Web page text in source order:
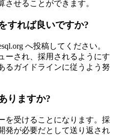
させることができます。
すれば良いですか?
へ投稿してください。
ーされ、採用されるようにす
るガイドラインに従うよう努
りますか?
を受けることになります。採
発が必要だとして送り返され